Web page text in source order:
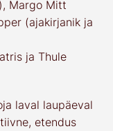
Margo Mitt
(ajakirjanik ja
ja Thule
laval laupäeval
etendus